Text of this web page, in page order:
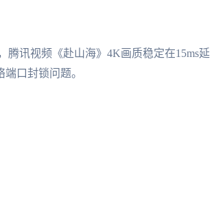
腾讯视频《赴山海》4K画质稳定在15ms延
口封锁问题。